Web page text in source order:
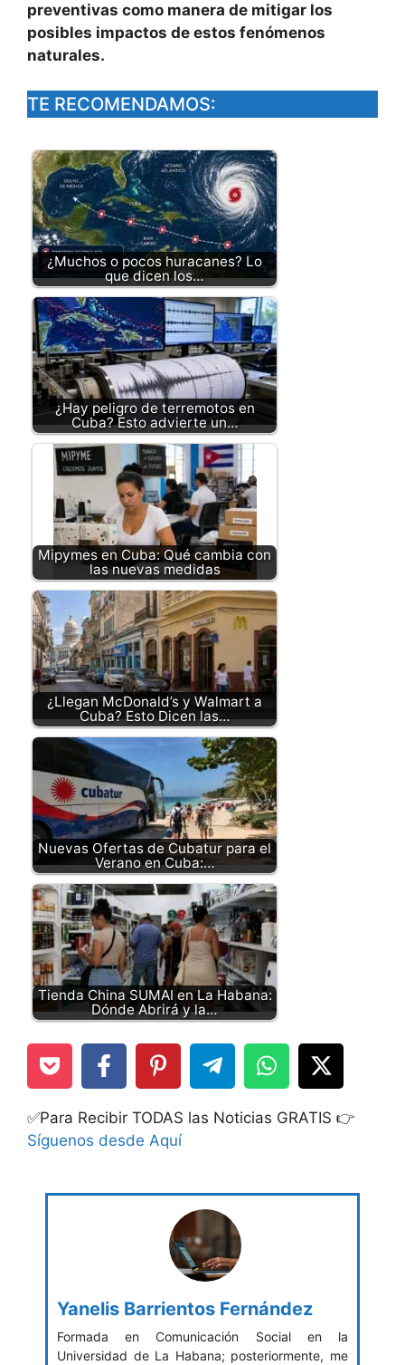
preventivas como manera de mitigar los
posibles impactos de estos fenómenos
naturales.
TE RECOMENDAMOS:
¿Muchos o pocos huracanes? Lo
que dicen los…
¿Hay peligro de terremotos en
Cuba? Esto advierte un…
Mipymes en Cuba: Qué cambia con
las nuevas medidas
¿Llegan McDonald’s y Walmart a
Cuba? Esto Dicen las…
Nuevas Ofertas de Cubatur para el
Verano en Cuba:…
Tienda China SUMAI en La Habana:
Dónde Abrirá y la…
✅Para Recibir TODAS las Noticias GRATIS 👉
Síguenos desde Aquí
Yanelis Barrientos Fernández
Formada en Comunicación Social en la
Universidad de La Habana; posteriormente, me